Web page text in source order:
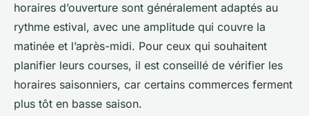
horaires d’ouverture sont généralement adaptés au
rythme estival, avec une amplitude qui couvre la
matinée et l’après-midi. Pour ceux qui souhaitent
planifier leurs courses, il est conseillé de vérifier les
horaires saisonniers, car certains commerces ferment
plus tôt en basse saison.